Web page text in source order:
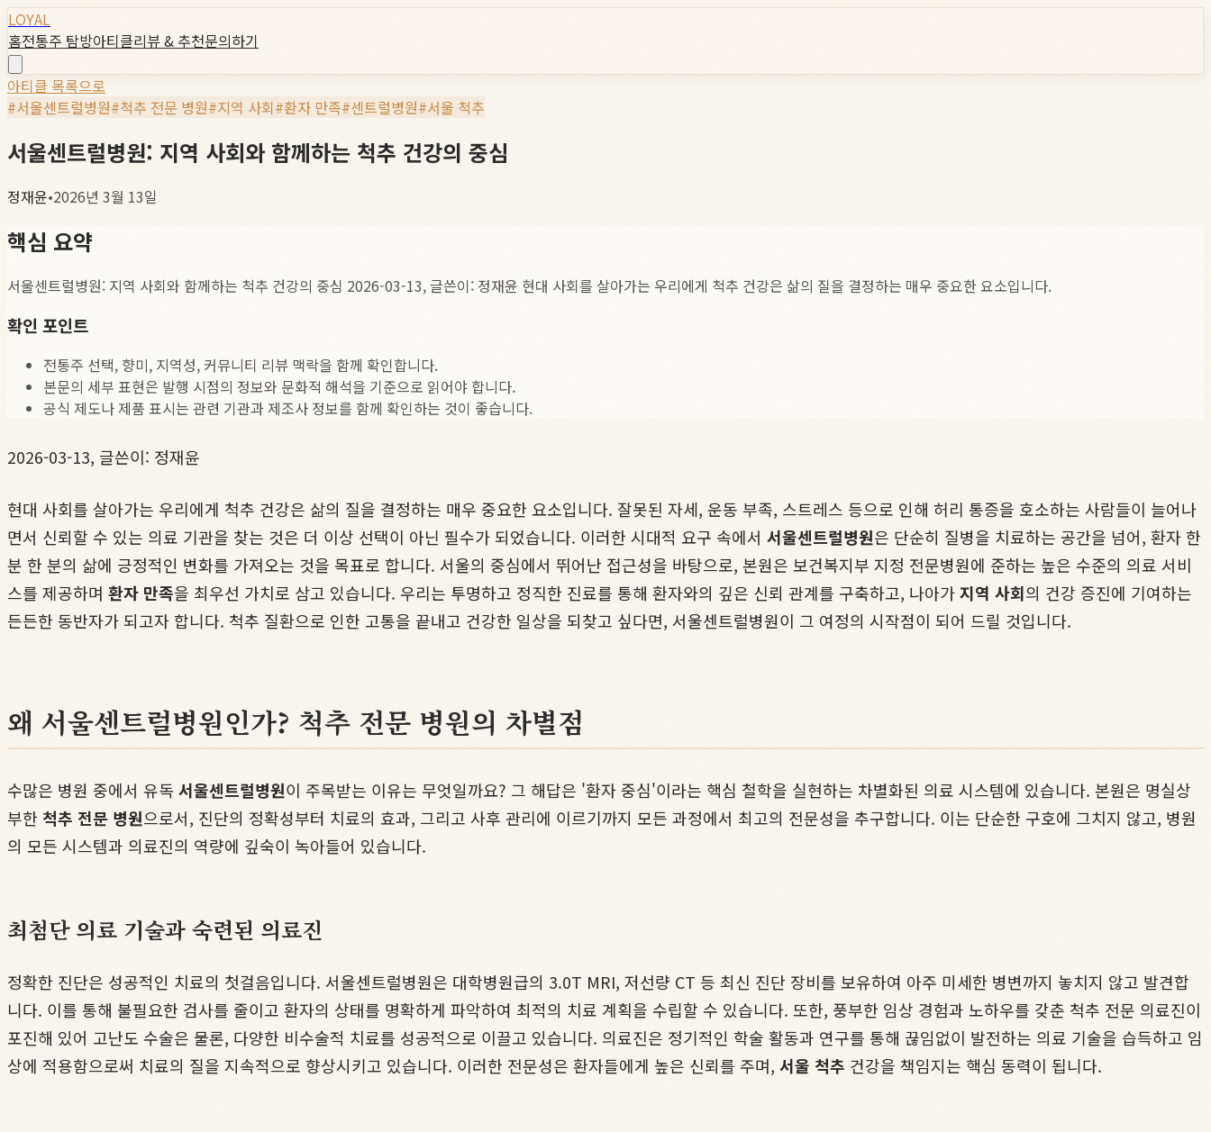
LOYAL
홈전통주 탐방아티클리뷰 & 추천문의하기
아티클 목록으로
#서울센트럴병원#척추 전문 병원#지역 사회#환자 만족#센트럴병원#서울 척추
서울센트럴병원: 지역 사회와 함께하는 척추 건강의 중심
정재윤•2026년 3월 13일
핵심 요약
서울센트럴병원: 지역 사회와 함께하는 척추 건강의 중심 2026-03-13, 글쓴이: 정재윤 현대 사회를 살아가는 우리에게 척추 건강은 삶의 질을 결정하는 매우 중요한 요소입니다.
확인 포인트
전통주 선택, 향미, 지역성, 커뮤니티 리뷰 맥락을 함께 확인합니다.
본문의 세부 표현은 발행 시점의 정보와 문화적 해석을 기준으로 읽어야 합니다.
공식 제도나 제품 표시는 관련 기관과 제조사 정보를 함께 확인하는 것이 좋습니다.
2026-03-13, 글쓴이: 정재윤
현대 사회를 살아가는 우리에게 척추 건강은 삶의 질을 결정하는 매우 중요한 요소입니다. 잘못된 자세, 운동 부족, 스트레스 등으로 인해 허리 통증을 호소하는 사람들이 늘어나
면서 신뢰할 수 있는 의료 기관을 찾는 것은 더 이상 선택이 아닌 필수가 되었습니다. 이러한 시대적 요구 속에서 서울센트럴병원은 단순히 질병을 치료하는 공간을 넘어, 환자 한
분 한 분의 삶에 긍정적인 변화를 가져오는 것을 목표로 합니다. 서울의 중심에서 뛰어난 접근성을 바탕으로, 본원은 보건복지부 지정 전문병원에 준하는 높은 수준의 의료 서비
스를 제공하며 환자 만족을 최우선 가치로 삼고 있습니다. 우리는 투명하고 정직한 진료를 통해 환자와의 깊은 신뢰 관계를 구축하고, 나아가지역 사회의 건강 증진에 기여하는
든든한 동반자가 되고자 합니다. 척추 질환으로 인한 고통을 끝내고 건강한 일상을 되찾고 싶다면, 서울센트럴병원이 그 여정의 시작점이 되어 드릴 것입니다.
왜 서울센트럴병원인가? 척추 전문 병원의 차별점
수많은 병원 중에서 유독 서울센트럴병원이 주목받는 이유는 무엇일까요? 그 해답은 '환자 중심'이라는 핵심 철학을 실현하는 차별화된 의료 시스템에 있습니다. 본원은 명실상
부한 척추 전문 병원으로서, 진단의 정확성부터 치료의 효과, 그리고 사후 관리에 이르기까지 모든 과정에서 최고의 전문성을 추구합니다. 이는 단순한 구호에 그치지 않고, 병원
의 모든 시스템과 의료진의 역량에 깊숙이 녹아들어 있습니다.
최첨단 의료 기술과 숙련된 의료진
정확한 진단은 성공적인 치료의 첫걸음입니다. 서울센트럴병원은 대학병원급의 3.0T MRI, 저선량 CT 등 최신 진단 장비를 보유하여 아주 미세한 병변까지 놓치지 않고 발견합
니다. 이를 통해 불필요한 검사를 줄이고 환자의 상태를 명확하게 파악하여 최적의 치료 계획을 수립할 수 있습니다. 또한, 풍부한 임상 경험과 노하우를 갖춘 척추 전문 의료진이
포진해 있어 고난도 수술은 물론, 다양한 비수술적 치료를 성공적으로 이끌고 있습니다. 의료진은 정기적인 학술 활동과 연구를 통해 끊임없이 발전하는 의료 기술을 습득하고 임
상에 적용함으로써 치료의 질을 지속적으로 향상시키고 있습니다. 이러한 전문성은 환자들에게 높은 신뢰를 주며, 서울 척추 건강을 책임지는 핵심 동력이 됩니다.